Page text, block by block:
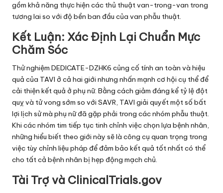
gồm khả năng thực hiện các thủ thuật van-trong-van trong
tương lai so với độ bền ban đầu của van phẫu thuật.
Kết Luận: Xác Định Lại Chuẩn Mực
Chăm Sóc
Thử nghiệm DEDICATE-DZHK6 củng cố tính an toàn và hiệu
quả của TAVI ở cả hai giới nhưng nhấn mạnh cơ hội cụ thể để
cải thiện kết quả ở phụ nữ. Bằng cách giảm đáng kể tỷ lệ đột
quỵ và tử vong sớm so với SAVR, TAVI giải quyết một số bất
lợi lịch sử mà phụ nữ đã gặp phải trong các nhóm phẫu thuật.
Khi các nhóm tim tiếp tục tinh chỉnh việc chọn lựa bệnh nhân,
những hiểu biết theo giới này sẽ là công cụ quan trọng trong
việc tùy chỉnh liệu pháp để đảm bảo kết quả tốt nhất có thể
cho tất cả bệnh nhân bị hẹp động mạch chủ.
Tài Trợ và ClinicalTrials.gov